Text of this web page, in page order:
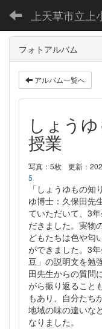
上天草市立上
フォトアルバム
アルバム一覧へ
しょう
授業
写真：5枚 更新：
5
「しょうゆもの
ゆ博士：久保田先
ていただいて、3
だきました。実物
どもたちは色や匂
ができました。3
豆」の説明文を勉
田先生からの質問
がら振り返ること
もあり、自分たち
地域の味の違いな
なりました。